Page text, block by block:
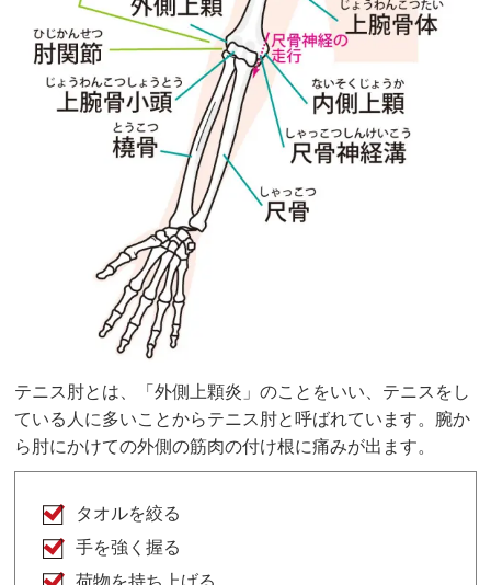
テニス肘とは、「外側上顆炎」のことをいい、テニスをし
ている人に多いことからテニス肘と呼ばれています。腕か
ら肘にかけての外側の筋肉の付け根に痛みが出ます。
タオルを絞る
手を強く握る